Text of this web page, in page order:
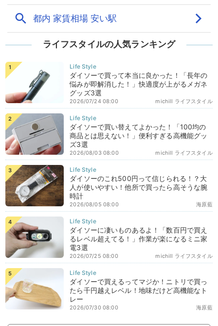
ライフスタイルの人気ランキング
ダイソーで買って本当に良かった！「長年の
悩みが即解消した！」快適度が上がるメガネ
グッズ3選
michill ライフスタイル
2026/07/24 08:00
ダイソーで買い替えてよかった！「100均の
商品とは思えない！」便利すぎる高機能グッ
ズ3選
michill ライフスタイル
2026/08/03 08:00
ダイソーのこれ500円って信じられる！？大
人が使いやすい！他所で買ったら高そうな腕
時計
海原藍
2026/08/05 08:00
ダイソーに凄いものあるよ！「数百円で買え
るレベル超えてる！」作業が楽になるミニ家
電3選
michill ライフスタイル
2026/07/25 08:00
ダイソーで買えるってマジか！ニトリで買っ
たら千円越えレベル！地味だけど高機能なト
レー
海原藍
2026/07/30 08:00